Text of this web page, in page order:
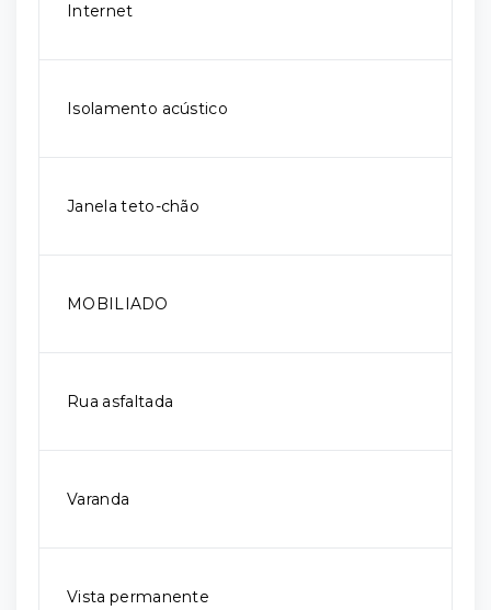
Internet
Isolamento acústico
Janela teto-chão
MOBILIADO
Rua asfaltada
Varanda
Vista permanente